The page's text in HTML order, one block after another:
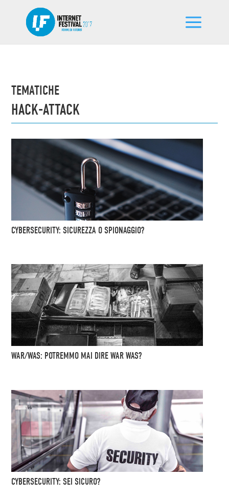
TEMATICHE
HACK-ATTACK
CYBERSECURITY: SICUREZZA O SPIONAGGIO?
WAR/WAS: POTREMMO MAI DIRE WAR WAS?
CYBERSECURITY: SEI SICURO?